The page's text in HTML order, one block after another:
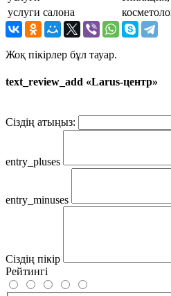
услуги салона
Жоқ пікірлер бұл тауар.
text_review_add «Larus-центр»
Сіздің атыңыз:
entry_pluses
entry_minuses
Сіздің пікір
Рейтингі